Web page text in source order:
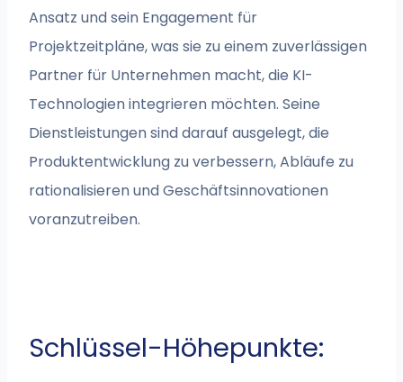
Ansatz und sein Engagement für
Projektzeitpläne, was sie zu einem zuverlässigen
Partner für Unternehmen macht, die KI-
Technologien integrieren möchten. Seine
Dienstleistungen sind darauf ausgelegt, die
Produktentwicklung zu verbessern, Abläufe zu
rationalisieren und Geschäftsinnovationen
voranzutreiben.
Schlüssel-Höhepunkte: